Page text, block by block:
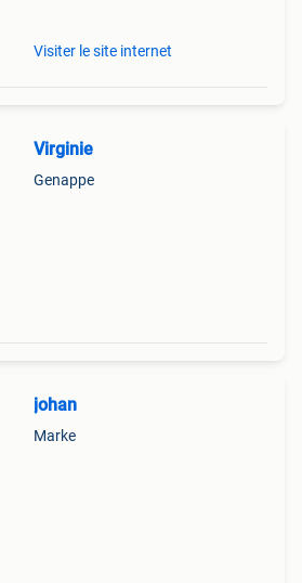
Visiter le site internet
Virginie
Genappe
johan
Marke